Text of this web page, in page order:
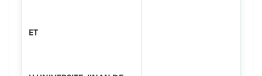
ET